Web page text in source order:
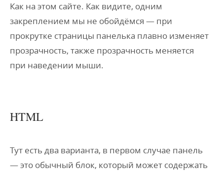
Как на этом сайте. Как видите, одним
закреплением мы не обойдёмся — при
прокрутке страницы панелька плавно изменяет
прозрачность, также прозрачность меняется
при наведении мыши.
HTML
Тут есть два варианта, в первом случае панель
— это обычный блок, который может содержать